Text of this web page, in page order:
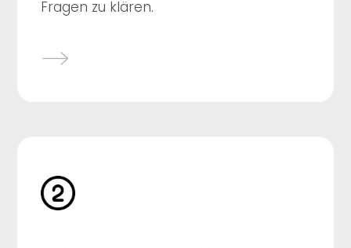
Fragen zu klären.